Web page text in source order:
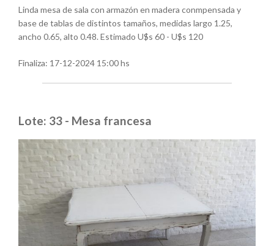
Linda mesa de sala con armazón en madera conmpensada y
base de tablas de distintos tamaños, medidas largo 1.25,
ancho 0.65, alto 0.48. Estimado U$s 60 - U$s 120
Finaliza: 17-12-2024 15:00 hs
Lote: 33 - Mesa francesa